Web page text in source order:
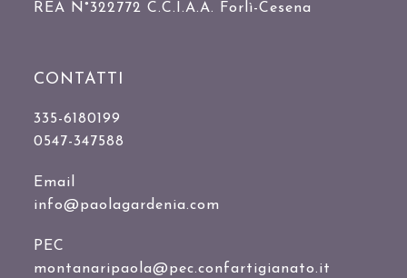
REA N°322772 C.C.I.A.A. Forlì-Cesena
CONTATTI
335-6180199
0547-347588
Email
info@paolagardenia.com
PEC
montanaripaola@pec.confartigianato.it